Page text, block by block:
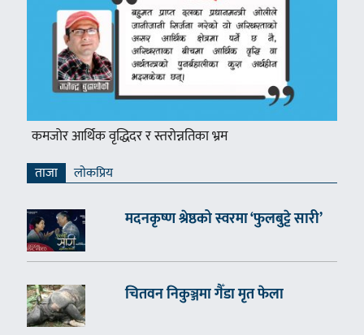
कमजोर आर्थिक वृद्धिदर र स्तरोन्नतिका भ्रम
ताजा लाेकप्रिय
मदनकृष्ण श्रेष्ठको स्वरमा ‘फुलबुट्टे सारी’
चितवन निकुञ्जमा गैँडा मृत फेला